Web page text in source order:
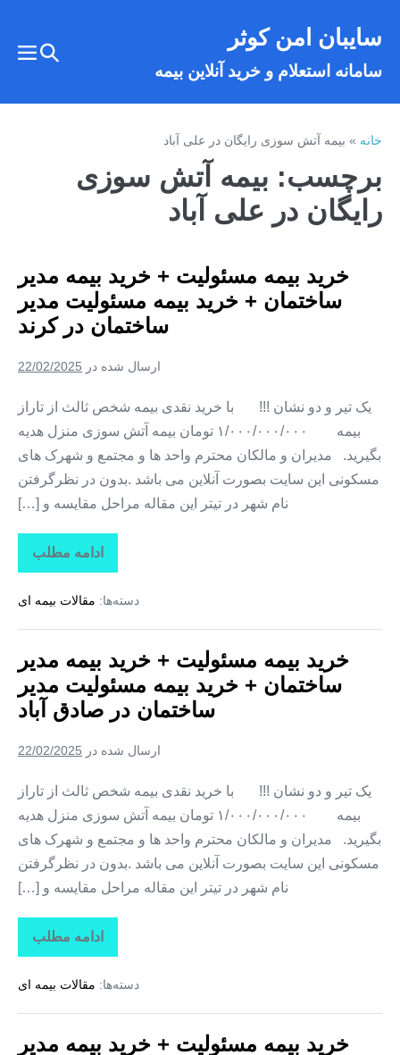
سایبان امن کوثر
سامانه استعلام و خرید آنلاین بیمه
تغییر
خانه»بیمه آتش سوزی رایگان در علی‌ آباد
برچسب: بیمه آتش سوزی
رایگان در علی‌ آباد
خرید بیمه مسئولیت + خرید بیمه مدیر
ساختمان + خرید بیمه مسئولیت مدیر
ساختمان در کرند
ارسال شده در 22/02/2025
یک تیر و دو نشان !!! با خرید نقدی بیمه شخص ثالث از تاراز
بیمه ۱/۰۰۰/۰۰۰/۰۰۰ تومان بیمه آتش سوزی منزل هدیه
بگیرید. مدیران و مالکان محترم واحد ها و مجتمع و شهرک های
مسکونی این سایت بصورت آنلاین می باشد .بدون در نظرگرفتن
نام شهر در تیتر این مقاله مراحل مقایسه و […]
ادامه مطلب
خرید
بیمه
+
بیمه
ساختمان
خرید
بیمه
مسئولیت
ساختمان
در
دسته‌ها: مقالات بیمه ای
خرید بیمه مسئولیت + خرید بیمه مدیر
ساختمان + خرید بیمه مسئولیت مدیر
ساختمان در صادق‌ آباد
ارسال شده در 22/02/2025
یک تیر و دو نشان !!! با خرید نقدی بیمه شخص ثالث از تاراز
بیمه ۱/۰۰۰/۰۰۰/۰۰۰ تومان بیمه آتش سوزی منزل هدیه
بگیرید. مدیران و مالکان محترم واحد ها و مجتمع و شهرک های
مسکونی این سایت بصورت آنلاین می باشد .بدون در نظرگرفتن
نام شهر در تیتر این مقاله مراحل مقایسه و […]
ادامه مطلب
خرید
بیمه
+
بیمه
ساختمان
دسته‌ها: مقالات بیمه ای
خرید بیمه مسئولیت + خرید بیمه مدیر